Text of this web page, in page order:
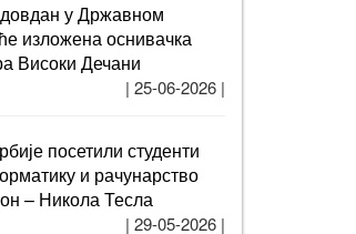
у Државном
изложена оснивачка
Високи Дечани
| 25-06-2026 |
посетили студенти
и рачунарство
– Никола Тесла
| 29-05-2026 |